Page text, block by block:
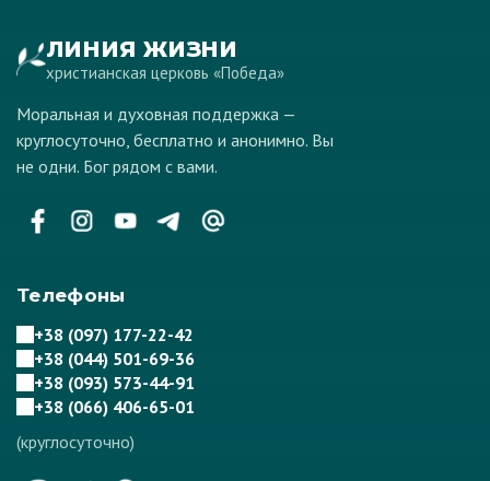
ЛИНИЯ ЖИЗНИ
христианская церковь «Победа»
Моральная и духовная поддержка —
круглосуточно, бесплатно и анонимно. Вы
не одни. Бог рядом с вами.
Телефоны
+38 (097) 177-22-42
+38 (044) 501-69-36
+38 (093) 573-44-91
+38 (066) 406-65-01
(круглосуточно)